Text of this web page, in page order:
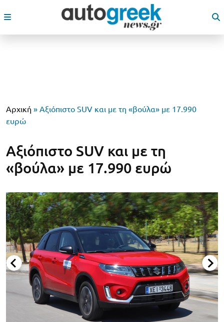
Αρχική » Αξιόπιστο SUV και με τη «βούλα» με 17.990
ευρώ
Αξιόπιστο SUV και με τη
«βούλα» με 17.990 ευρώ